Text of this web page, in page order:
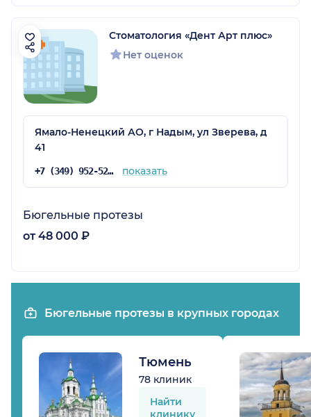
Стоматология «Дент Арт плюс»
Нет оценок
Ямало-Ненецкий АО, г Надым, ул Зверева, д
41
+7 (349) 952-52-03 показать
Бюгельные протезы
от 48 000 ₽
Бюгельные протезы в крупных городах
Тюмень
78 клиник
Найти
клинику